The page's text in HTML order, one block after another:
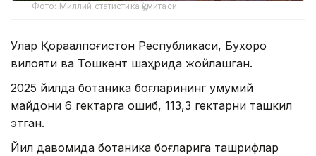
Фото: Миллий статистика қўмитаси
Улар Қорақалпоғистон Республикаси, Бухоро
вилояти ва Тошкент шаҳрида жойлашган.
2025 йилда ботаника боғларининг умумий
майдони 6 гектарга ошиб, 113,3 гектарни ташкил
этган.
Йил давомида ботаника боғларига ташрифлар